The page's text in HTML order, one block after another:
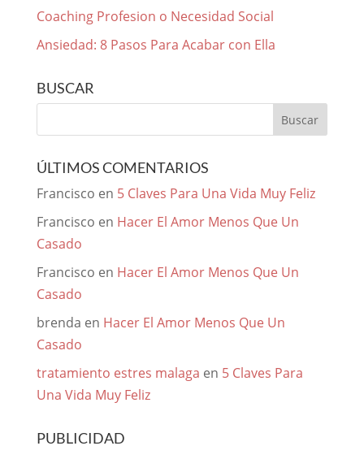
Coaching Profesion o Necesidad Social
Ansiedad: 8 Pasos Para Acabar con Ella
BUSCAR
ÚLTIMOS COMENTARIOS
Francisco en 5 Claves Para Una Vida Muy Feliz
Francisco en Hacer El Amor Menos Que Un
Casado
Francisco en Hacer El Amor Menos Que Un
Casado
brenda en Hacer El Amor Menos Que Un
Casado
tratamiento estres malaga en 5 Claves Para
Una Vida Muy Feliz
PUBLICIDAD